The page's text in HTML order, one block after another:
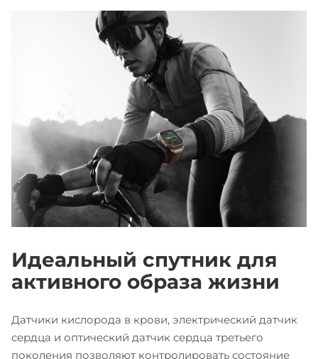
Идеальный спутник для
активного образа жизни
Датчики кислорода в крови, электрический датчик
сердца и оптический датчик сердца третьего
поколения позволяют контролировать состояние